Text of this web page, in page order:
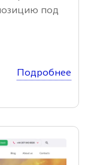
под
Подробнее